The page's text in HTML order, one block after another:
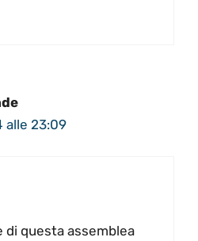
alle 23:09
di questa assemblea